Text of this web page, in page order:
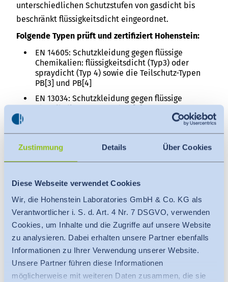
Zustimmung Details Über Cookies
Diese Webseite verwendet Cookies
Wir, die Hohenstein Laboratories GmbH & Co. KG als
Verantwortlicher i. S. d. Art. 4 Nr. 7 DSGVO, verwenden
Cookies, um Inhalte und die Zugriffe auf unsere Website
zu analysieren. Dabei erhalten unsere Partner ebenfalls
Informationen zu Ihrer Verwendung unserer Website.
Unsere Partner führen diese Informationen
möglicherweise mit weiteren Daten zusammen, die sie
unterschiedlichen Schutzstufen von gasdicht bis
beschränkt flüssigkeitsdicht eingeordnet.
Folgende Typen prüft und zertifiziert Hohenstein:
EN 14605: Schutzkleidung gegen flüssige
Chemikalien: flüssigkeitsdicht (Typ3) oder
spraydicht (Typ 4) sowie die Teilschutz-Typen
PB[3] und PB[4]
EN 13034: Schutzkleidung gegen flüssige
Chemikalien: Typ 6 und PB[6]
Detaillierte Informationen finden Sie unter:
Über Hohenstein
Mit Hauptsitz in Bönnigheim, Deutschland, und 1.000
Mitarbeitern in den Niederlassungen und Laboren
auf der ganzen Welt bietet Hohenstein seit mehr als
80 Jahren akkreditierte und unabhängige
Dienstleistungen wie Prüfung, Zertifizierung,
Forschung und Entwicklung textiler Produkte sowie